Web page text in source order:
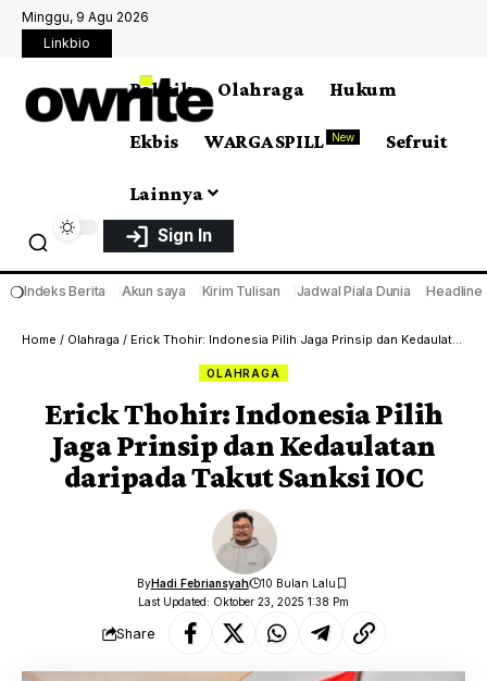
Minggu, 9 Agu 2026
Linkbio
Politik Olahraga Hukum
Ekbis WARGA SPILL New Sefruit
Lainnya
Sign In
❍Indeks Berita Akun saya Kirim Tulisan Jadwal Piala Dunia Headline
Home / Olahraga / Erick Thohir: Indonesia Pilih Jaga Prinsip dan Kedaulatan daripada Takut Sanksi IOC
OLAHRAGA
Erick Thohir: Indonesia Pilih
Jaga Prinsip dan Kedaulatan
daripada Takut Sanksi IOC
Last Updated: Oktober 23, 2025 1:38 Pm
ByHadi Febriansyah 10 Bulan Lalu
Share